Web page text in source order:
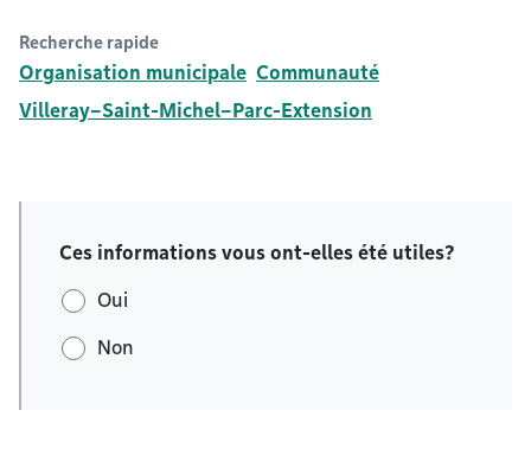
Recherche rapide
Organisation municipale Communauté
Villeray–Saint-Michel–Parc-Extension
Ces informations vous ont-elles été utiles?
Oui
Non